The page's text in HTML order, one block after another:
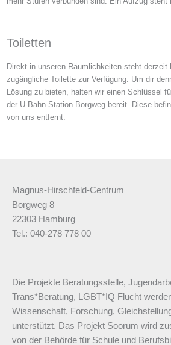
Toiletten
Direkt in unseren Räumlichkeiten steht derzeit
zugängliche Toilette zur Verfügung. Um dir
Lösung zu bieten, halten wir einen Schlüssel
der U-Bahn-Station Borgweg bereit. Diese
von uns entfernt.
Magnus-Hirschfeld-Centrum
Borgweg 8
22303 Hamburg
Tel.: 040-278 778 00
Die Projekte Beratungsstelle,
Trans*Beratung, LGBT*IQ Flucht
Wissenschaft, Forschung,
unterstützt. Das Projekt Soorum wird
von der Behörde für Schule und